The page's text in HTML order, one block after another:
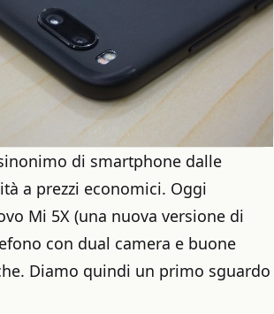
di smartphone dalle
a prezzi economici. Oggi
Mi 5X (una nuova versione di
con dual camera e buone
Diamo quindi un primo sguardo